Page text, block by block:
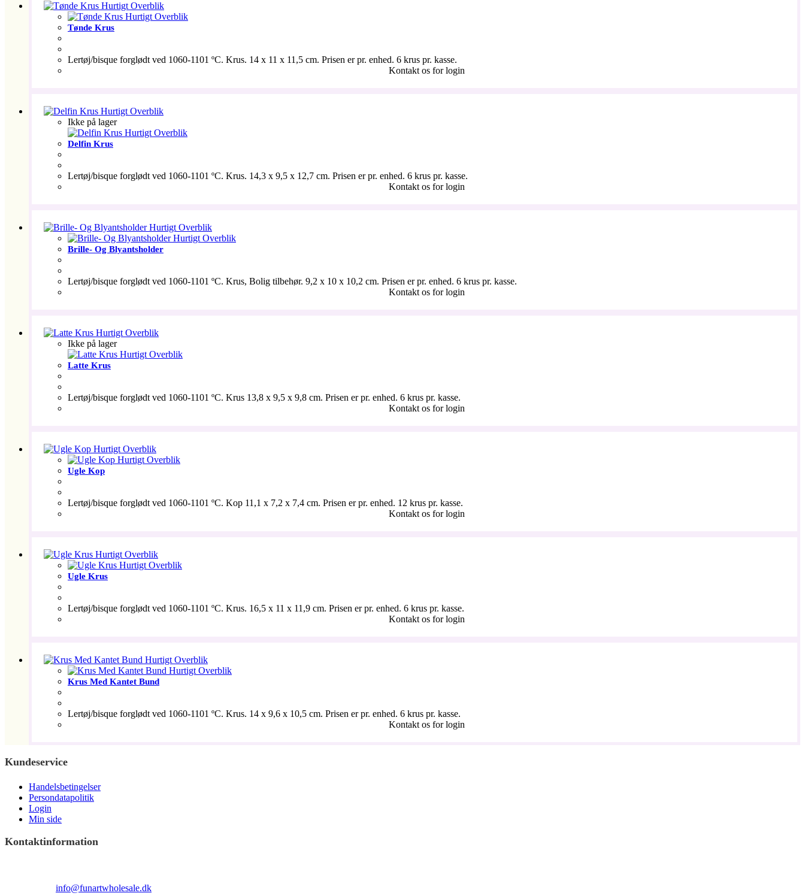
Hurtigt Overblik
Hurtigt Overblik
Tønde Krus
Lertøj/bisque forglødt ved 1060-1101 ºC. Krus. 14 x 11 x 11,5 cm. Prisen er pr. enhed. 6 krus pr. kasse.
Kontakt os for login
Hurtigt Overblik
Ikke på lager
Hurtigt Overblik
Delfin Krus
Lertøj/bisque forglødt ved 1060-1101 ºC. Krus. 14,3 x 9,5 x 12,7 cm. Prisen er pr. enhed. 6 krus pr. kasse.
Kontakt os for login
Hurtigt Overblik
Hurtigt Overblik
Brille- Og Blyantsholder
Lertøj/bisque forglødt ved 1060-1101 ºC. Krus, Bolig tilbehør. 9,2 x 10 x 10,2 cm. Prisen er pr. enhed. 6 krus pr. kasse.
Kontakt os for login
Hurtigt Overblik
Ikke på lager
Hurtigt Overblik
Latte Krus
Lertøj/bisque forglødt ved 1060-1101 ºC. Krus 13,8 x 9,5 x 9,8 cm. Prisen er pr. enhed. 6 krus pr. kasse.
Kontakt os for login
Hurtigt Overblik
Hurtigt Overblik
Ugle Kop
Lertøj/bisque forglødt ved 1060-1101 ºC. Kop 11,1 x 7,2 x 7,4 cm. Prisen er pr. enhed. 12 krus pr. kasse.
Kontakt os for login
Hurtigt Overblik
Hurtigt Overblik
Ugle Krus
Lertøj/bisque forglødt ved 1060-1101 ºC. Krus. 16,5 x 11 x 11,9 cm. Prisen er pr. enhed. 6 krus pr. kasse.
Kontakt os for login
Hurtigt Overblik
Hurtigt Overblik
Krus Med Kantet Bund
Lertøj/bisque forglødt ved 1060-1101 ºC. Krus. 14 x 9,6 x 10,5 cm. Prisen er pr. enhed. 6 krus pr. kasse.
Kontakt os for login
Kundeservice
Handelsbetingelser
Persondatapolitik
Login
Min side
Kontaktinformation
info@funartwholesale.dk